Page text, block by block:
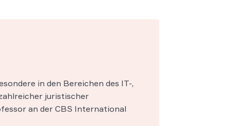
in den Bereichen des IT-,
juristischer
an der CBS International